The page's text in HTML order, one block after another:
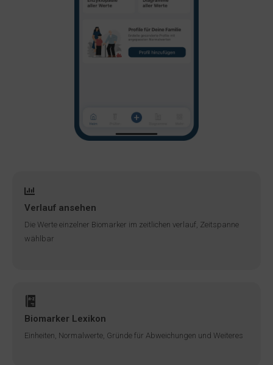
Verlauf ansehen
Die Werte einzelner Biomarker im zeitlichen verlauf, Zeitspanne
wählbar
Biomarker Lexikon
Einheiten, Normalwerte, Gründe für Abweichungen und Weiteres